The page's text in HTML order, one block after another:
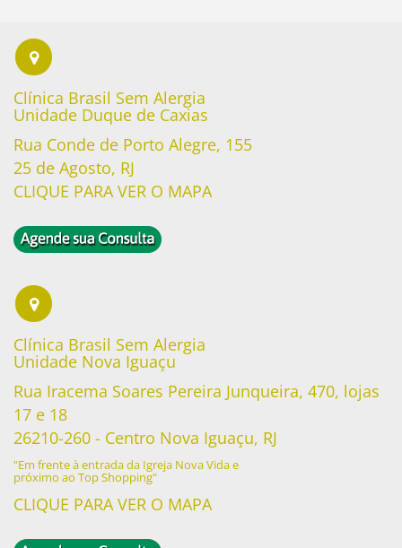
Clínica Brasil Sem Alergia
Unidade Duque de Caxias
Rua Conde de Porto Alegre, 155
25 de Agosto, RJ
CLIQUE PARA VER O MAPA
Clínica Brasil Sem Alergia
Unidade Nova Iguaçu
Rua Iracema Soares Pereira Junqueira, 470, lojas
17 e 18
26210-260 - Centro Nova Iguaçu, RJ
"Em frente à entrada da Igreja Nova Vida e
próximo ao Top Shopping"
CLIQUE PARA VER O MAPA